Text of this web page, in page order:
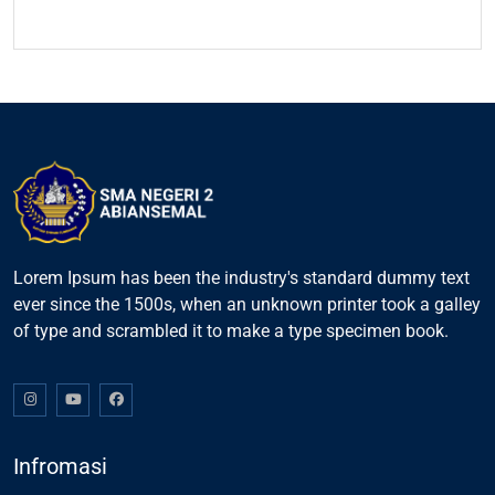
Lorem Ipsum has been the industry's standard dummy text
ever since the 1500s, when an unknown printer took a galley
of type and scrambled it to make a type specimen book.
Infromasi